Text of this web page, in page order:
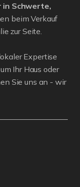
in Schwerte,
beim Verkauf
zur Seite.
Expertise
Ihr Haus oder
Sie uns an - wir